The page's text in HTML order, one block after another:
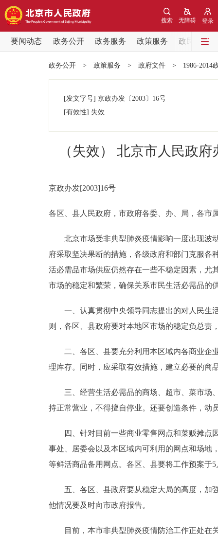
登录
无障碍
搜索
要闻动态 政务公开 政务服务 政策服务
政民互动
党中央精神
市领导
政策兑现
决策公开
政务服务
便民服务
中介服务
参与调查
走进北京
绿色北京
政务公开 > 政策服务 > 政府文件 > 1986-2014
[发文字号] 京政办发 〔2003〕 16号
[有效性] 失效
（失效） 北京市人民政
京政办发[2003]16号
各区、县人民政府，市政府各委、办、局，各市
北京市场受非典型肺炎疫情影响一度出现波动
府采取坚决果断的措施，各级政府和部门克服
活必需品市场供应仍然存在一些不稳定因素，尤
市场的稳定和繁荣，确保关系市民生活必需品的
一、认真贯彻中央领导同志提出的对人民生活
则，各区、县政府要对本地区市场的稳定负总责
二、各区、县要充分利用本区域内各商业企业
理库存。同时，应采取有效措施，建立必要的商
三、经营生活必需品的商场、超市、菜市场、
持正常营业，不得擅自停业。还要创造条件，动
四、针对目前一些商业零售网点和菜贩摊点因
事处、居委会以及本区域内可利用的网点和场地
等鲜活商品备用网点。各区、县要将工作预案于
五、各区、县政府要从稳定大局的高度，加强
他情况要及时向市政府报告。
目前，本市非典型肺炎疫情防治工作正处在关